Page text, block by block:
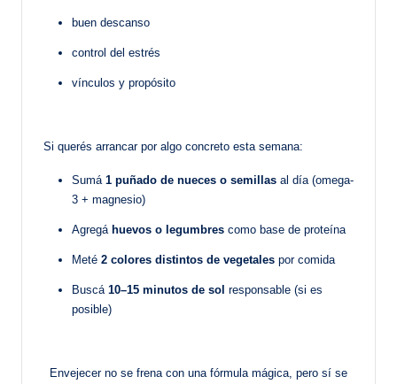
buen descanso
control del estrés
vínculos y propósito
Si querés arrancar por algo concreto esta semana:
Sumá 1 puñado de nueces o semillas al día (omega-
3 + magnesio)
Agregá huevos o legumbres como base de proteína
Meté 2 colores distintos de vegetales por comida
Buscá 10–15 minutos de sol responsable (si es
posible)
Envejecer no se frena con una fórmula mágica, pero sí se